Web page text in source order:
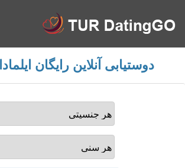
دوستیابی آنلاین رایگان